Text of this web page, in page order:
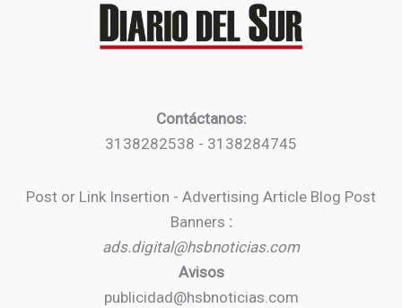
Contáctanos:
3138282538 - 3138284745
Post or Link Insertion - Advertising Article Blog Post
Banners :
ads.digital@hsbnoticias.com
Avisos
publicidad@hsbnoticias.com